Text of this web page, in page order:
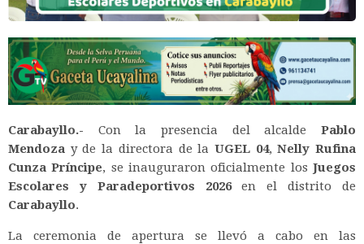
Carabayllo.- Con la presencia del alcalde Pablo
Mendoza y de la directora de la UGEL 04,Nelly Rufina
Cunza Príncipe, se inauguraron oficialmente losJuegos
Escolares y Paradeportivos 2026en el distrito de
Carabayllo.
La ceremonia de apertura se llevó a cabo en las